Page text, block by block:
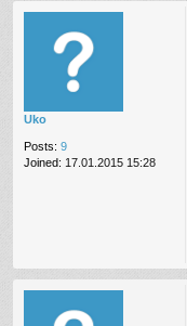
Uko
Posts: 9
Joined: 17.01.2015 15:28